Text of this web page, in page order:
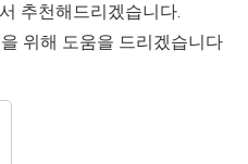
추천해드리겠습니다.
위해 도움을 드리겠습니다